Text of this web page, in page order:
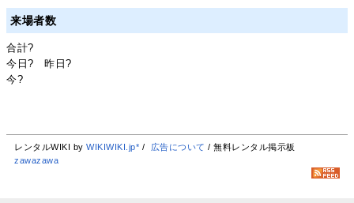
来場者数
合計?
今日? 昨日?
今?
レンタルWIKI byWIKIWIKI.jp* / 広告について / 無料レンタル掲示板
zawazawa